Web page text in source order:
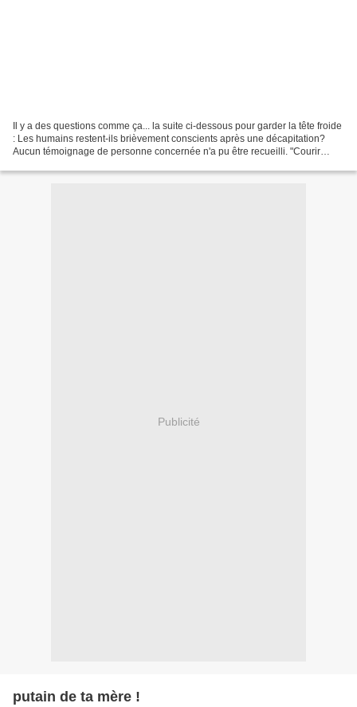
Il y a des questions comme ça... la suite ci-dessous pour garder la tête froide
: Les humains restent-ils brièvement conscients après une décapitation?
Aucun témoignage de personne concernée n'a pu être recueilli. "Courir
Publicité
putain de ta mère !